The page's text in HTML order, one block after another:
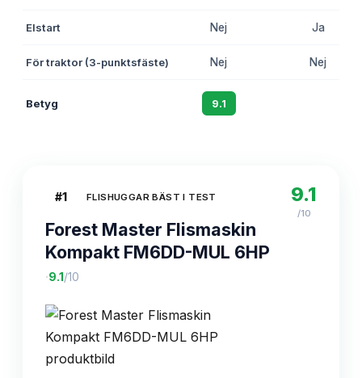
Elstart Nej Ja
För traktor (3-punktsfäste) Nej Nej
Betyg 9.1
#1 FLISHUGGAR BÄST I TEST
Forest Master Flismaskin
Kompakt FM6DD-MUL 6HP
·9.1 /10
9.1
/10